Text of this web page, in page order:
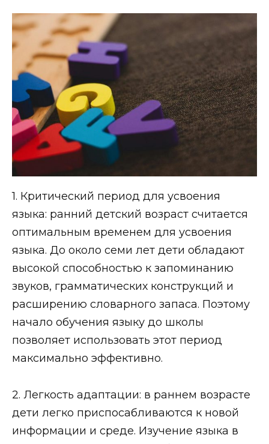
1. Критический период для усвоения
языка: ранний детский возраст считается
оптимальным временем для усвоения
языка. До около семи лет дети обладают
высокой способностью к запоминанию
звуков, грамматических конструкций и
расширению словарного запаса. Поэтому
начало обучения языку до школы
позволяет использовать этот период
максимально эффективно.
2. Легкость адаптации: в раннем возрасте
дети легко приспосабливаются к новой
информации и среде. Изучение языка в